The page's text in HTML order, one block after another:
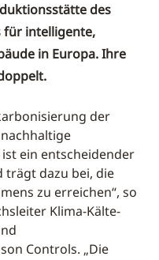
des
intelligente,
in Europa. Ihre
der
ein entscheidender
trägt dazu bei, die
zu erreichen“, so
Klima-Kälte-
Controls. „Die